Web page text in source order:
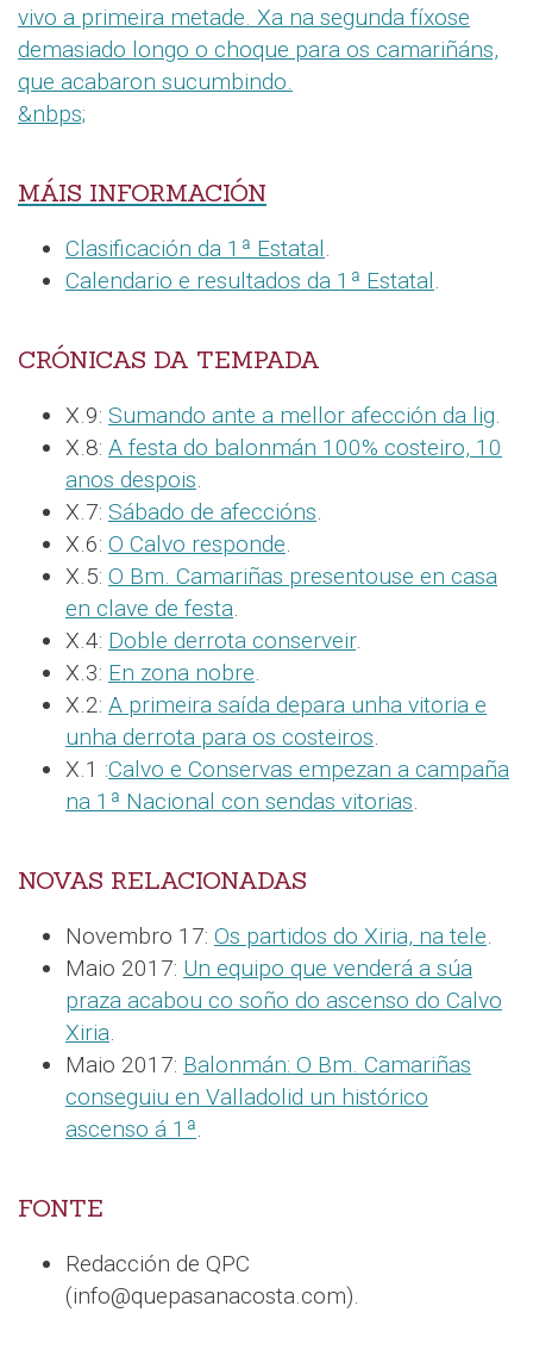
vivo a primeira metade. Xa na segunda fíxose
demasiado longo o choque para os camariñáns,
que acabaron sucumbindo.
&nbps;
MÁIS INFORMACIÓN
Clasificación da 1ª Estatal.
Calendario e resultados da 1ª Estatal.
CRÓNICAS DA TEMPADA
X.9: Sumando ante a mellor afección da lig.
X.8: A festa do balonmán 100% costeiro, 10
anos despois.
X.7: Sábado de afeccións.
X.6: O Calvo responde.
X.5: O Bm. Camariñas presentouse en casa
en clave de festa.
X.4: Doble derrota conserveir.
X.3: En zona nobre.
X.2: A primeira saída depara unha vitoria e
unha derrota para os costeiros.
X.1 :Calvo e Conservas empezan a campaña
na 1ª Nacional con sendas vitorias.
NOVAS RELACIONADAS
Novembro 17: Os partidos do Xiria, na tele.
Maio 2017: Un equipo que venderá a súa
praza acabou co soño do ascenso do Calvo
Xiria.
Maio 2017: Balonmán: O Bm. Camariñas
conseguiu en Valladolid un histórico
ascenso á 1ª.
FONTE
Redacción de QPC
(info@quepasanacosta.com).